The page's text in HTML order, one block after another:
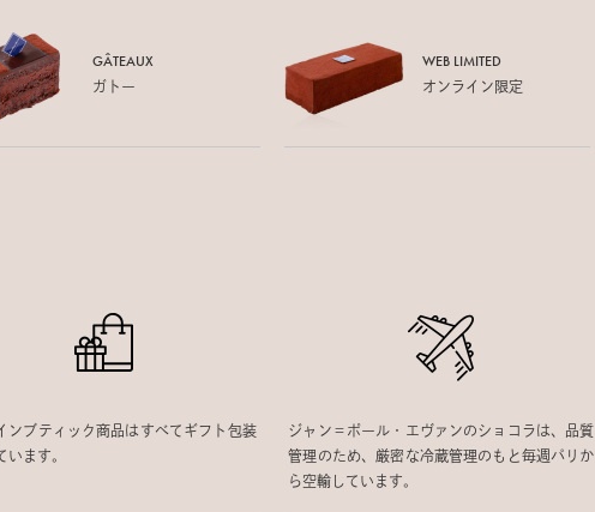
GÂTEAUX
ガトー
WEB LIMITED
オンライン限定
ンブティック商品はすべてギフト包装
います。
ジャン＝ポール・エヴァンのショコラは、品質
管理のため、厳密な冷蔵管理のもと毎週パリか
ら空輸しています。